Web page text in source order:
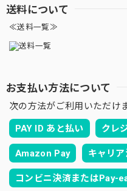
送料について
≪送料一覧≫
お支払い方法について
次の方法がご利用いただけま
PAY ID あと払い クレ
Amazon Pay キャリ
コンビニ決済またはPay-